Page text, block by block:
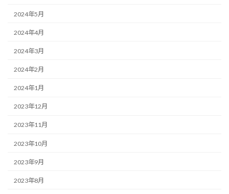
2024年5月
2024年4月
2024年3月
2024年2月
2024年1月
2023年12月
2023年11月
2023年10月
2023年9月
2023年8月